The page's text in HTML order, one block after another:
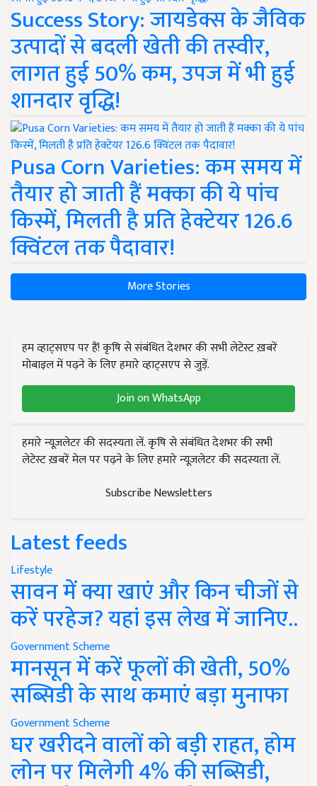
Success Story: जायडेक्स के जैविक
उत्पादों से बदली खेती की तस्वीर,
लागत हुई 50% कम, उपज में भी हुई
शानदार वृद्धि!
Pusa Corn Varieties: कम समय में
तैयार हो जाती हैं मक्का की ये पांच
किस्में, मिलती है प्रति हेक्टेयर 126.6
क्विंटल तक पैदावार!
More Stories
हम व्हाट्सएप पर हैं! कृषि से संबंधित देशभर की सभी लेटेस्ट ख़बरें
मोबाइल में पढ़ने के लिए हमारे व्हाट्सएप से जुड़ें.
Join on WhatsApp
हमारे न्यूज़लेटर की सदस्यता लें. कृषि से संबंधित देशभर की सभी
लेटेस्ट ख़बरें मेल पर पढ़ने के लिए हमारे न्यूज़लेटर की सदस्यता लें.
Subscribe Newsletters
Latest feeds
Lifestyle
सावन में क्या खाएं और किन चीजों से
करें परहेज? यहां इस लेख में जानिए..
Government Scheme
मानसून में करें फूलों की खेती, 50%
सब्सिडी के साथ कमाएं बड़ा मुनाफा
Government Scheme
घर खरीदने वालों को बड़ी राहत, होम
लोन पर मिलेगी 4% की सब्सिडी,